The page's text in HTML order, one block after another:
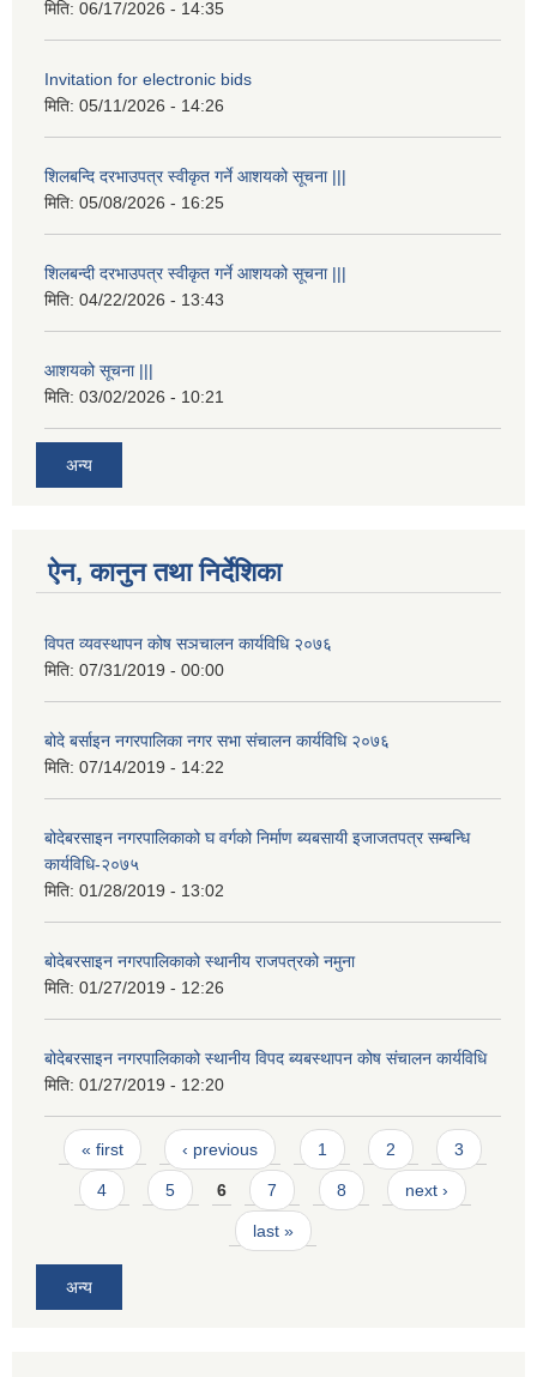
मिति: 06/17/2026 - 14:35
Invitation for electronic bids
मिति: 05/11/2026 - 14:26
शिलबन्दि दरभाउपत्र स्वीकृत गर्ने आशयको सूचना |||
मिति: 05/08/2026 - 16:25
शिलबन्दी दरभाउपत्र स्वीकृत गर्ने आशयको सूचना |||
मिति: 04/22/2026 - 13:43
आशयको सूचना |||
मिति: 03/02/2026 - 10:21
अन्य
ऐन, कानुन तथा निर्देशिका
विपत व्यवस्थापन कोष सञचालन कार्यविधि २०७६
मिति: 07/31/2019 - 00:00
बोदे बर्साइन नगरपालिका नगर सभा संचालन कार्यविधि २०७६
मिति: 07/14/2019 - 14:22
बोदेबरसाइन नगरपालिकाको घ वर्गको निर्माण ब्यबसायी इजाजतपत्र सम्बन्धि
कार्यविधि-२०७५
मिति: 01/28/2019 - 13:02
बोदेबरसाइन नगरपालिकाको स्थानीय राजपत्रको नमुना
मिति: 01/27/2019 - 12:26
बोदेबरसाइन नगरपालिकाको स्थानीय विपद ब्यबस्थापन कोष संचालन कार्यविधि
मिति: 01/27/2019 - 12:20
Pages
« first ‹ previous 1 2 3
4 5 6 7 8 next ›
last »
अन्य